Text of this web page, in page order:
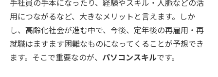
手社員の手本になったり、経験やスキル・人脈などの活
用につながるなど、大きなメリットと言えます。しか
し、高齢化社会が進む中で、今後、定年後の再雇用・再
就職はますます困難なものになってくることが予想でき
ます。そこで重要なのが、 パソコンスキルです。